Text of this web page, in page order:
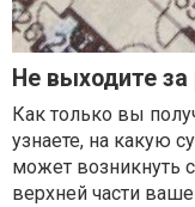
Не выходите
Как только вы
узнаете, на какую
может возникнуть
верхней части